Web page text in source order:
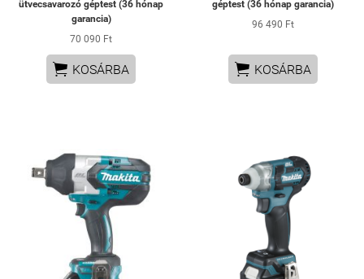
ütvecsavarozó géptest (36 hónap
garancia)
70 090 Ft
 KOSÁRBA
géptest (36 hónap garancia)
96 490 Ft
 KOSÁRBA